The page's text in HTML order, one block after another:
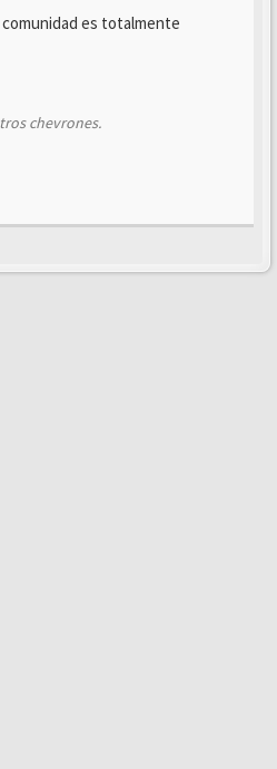
es totalmente
chevrones.